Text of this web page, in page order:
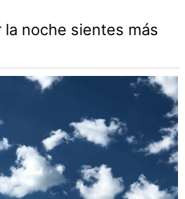
la noche sientes más